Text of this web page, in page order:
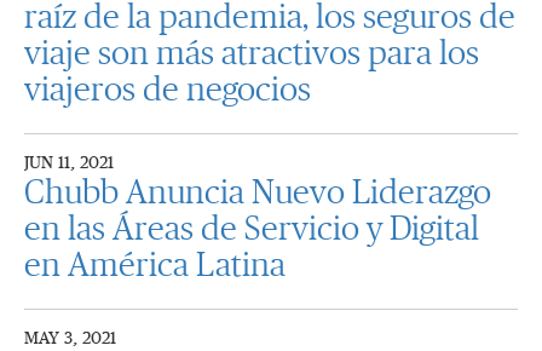
raíz de la pandemia, los seguros de
viaje son más atractivos para los
viajeros de negocios
JUN 11, 2021
Chubb Anuncia Nuevo Liderazgo
en las Áreas de Servicio y Digital
en América Latina
MAY 3, 2021